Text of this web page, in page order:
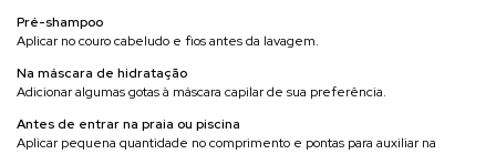
Pré-shampoo
Aplicar no couro cabeludo e fios antes da lavagem.
Na máscara de hidratação
Adicionar algumas gotas à máscara capilar de sua preferência.
Antes de entrar na praia ou piscina
Aplicar pequena quantidade no comprimento e pontas para auxiliar na